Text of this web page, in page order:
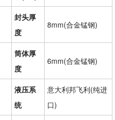
封头厚
度
8mm(合金锰钢)
筒体厚
度
6mm(合金锰钢)
液压系
统
意大利邦飞利(纯进
口)